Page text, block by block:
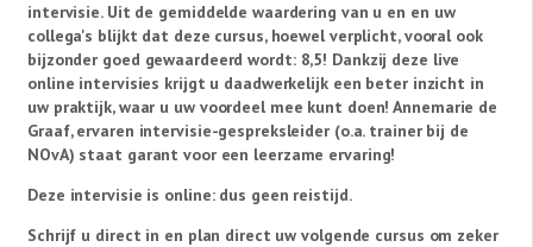
intervisie. Uit de gemiddelde waardering van u en en uw
collega's blijkt dat deze cursus, hoewel verplicht, vooral ook
bijzonder goed gewaardeerd wordt: 8,5! Dankzij deze live
online intervisies krijgt u daadwerkelijk een beter inzicht in
uw praktijk, waar u uw voordeel mee kunt doen! Annemarie de
Graaf, ervaren intervisie-gespreksleider (o.a. trainer bij de
NOvA) staat garant voor een leerzame ervaring!
Deze intervisie is online: dus geen reistijd.
Schrijf u direct in en plan direct uw volgende cursus om zeker